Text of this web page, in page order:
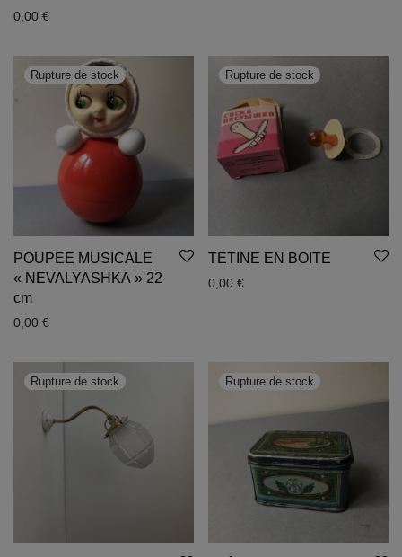
0,00 €
POUPEE MUSICALE
« NEVALYASHKA » 22
cm
0,00 €
TETINE EN BOITE
0,00 €